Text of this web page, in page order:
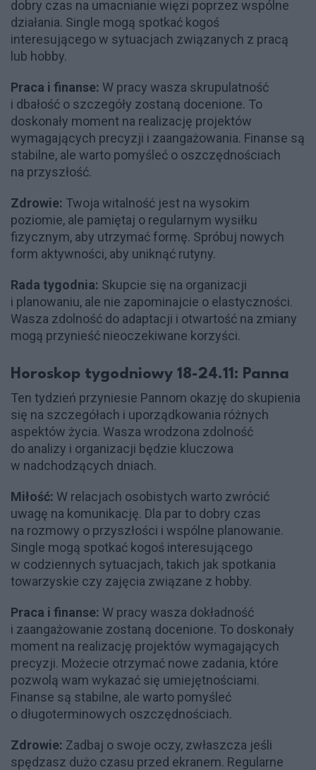
dobry czas na umacnianie więzi poprzez wspólne
działania. Single mogą spotkać kogoś
interesującego w sytuacjach związanych z pracą
lub hobby.
Praca i finanse: W pracy wasza skrupulatność
i dbałość o szczegóły zostaną docenione. To
doskonały moment na realizację projektów
wymagających precyzji i zaangażowania. Finanse są
stabilne, ale warto pomyśleć o oszczędnościach
na przyszłość.
Zdrowie: Twoja witalność jest na wysokim
poziomie, ale pamiętaj o regularnym wysiłku
fizycznym, aby utrzymać formę. Spróbuj nowych
form aktywności, aby uniknąć rutyny.
Rada tygodnia: Skupcie się na organizacji
i planowaniu, ale nie zapominajcie o elastyczności.
Wasza zdolność do adaptacji i otwartość na zmiany
mogą przynieść nieoczekiwane korzyści.
Horoskop tygodniowy 18-24.11: Panna
Ten tydzień przyniesie Pannom okazję do skupienia
się na szczegółach i uporządkowania różnych
aspektów życia. Wasza wrodzona zdolność
do analizy i organizacji będzie kluczowa
w nadchodzących dniach.
Miłość: W relacjach osobistych warto zwrócić
uwagę na komunikację. Dla par to dobry czas
na rozmowy o przyszłości i wspólne planowanie.
Single mogą spotkać kogoś interesującego
w codziennych sytuacjach, takich jak spotkania
towarzyskie czy zajęcia związane z hobby.
Praca i finanse: W pracy wasza dokładność
i zaangażowanie zostaną docenione. To doskonały
moment na realizację projektów wymagających
precyzji. Możecie otrzymać nowe zadania, które
pozwolą wam wykazać się umiejętnościami.
Finanse są stabilne, ale warto pomyśleć
o długoterminowych oszczędnościach.
Zdrowie: Zadbaj o swoje oczy, zwłaszcza jeśli
spędzasz dużo czasu przed ekranem. Regularne